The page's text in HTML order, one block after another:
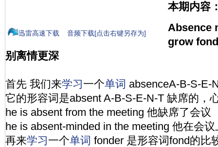
迅雷高速下载 音频下载[点击右键另存为]
本期内容
Absence
grow
别离情更深
首先 我们来学习一个单词 absenceA-B-S-E-
它的形容词是absent A-B-S-E-N-T 缺席的，
he is absent from the meeting 他缺席了会议
he is absent-minded in the meeting 他在会
再来学习一个单词 fonder 是形容词fond的比